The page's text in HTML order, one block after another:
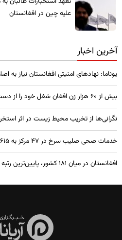
علیه چین در افغانستان
آخرین اخبار
یوناما: نهادهای امنیتی افغانستان نیاز به
بیش از ۶۰ هزار زن افغان شغل خود را از دست دادند
نگرانی‌ها از تخریب محیط زیست در اثر
خدمات صحی صلیب سرخ در 47 مرکز به 615 هزار بیمار رسید
افغانستان در میان ۱۸۱ کشور، پایین‌ترین رتبه برای زنان را دارد